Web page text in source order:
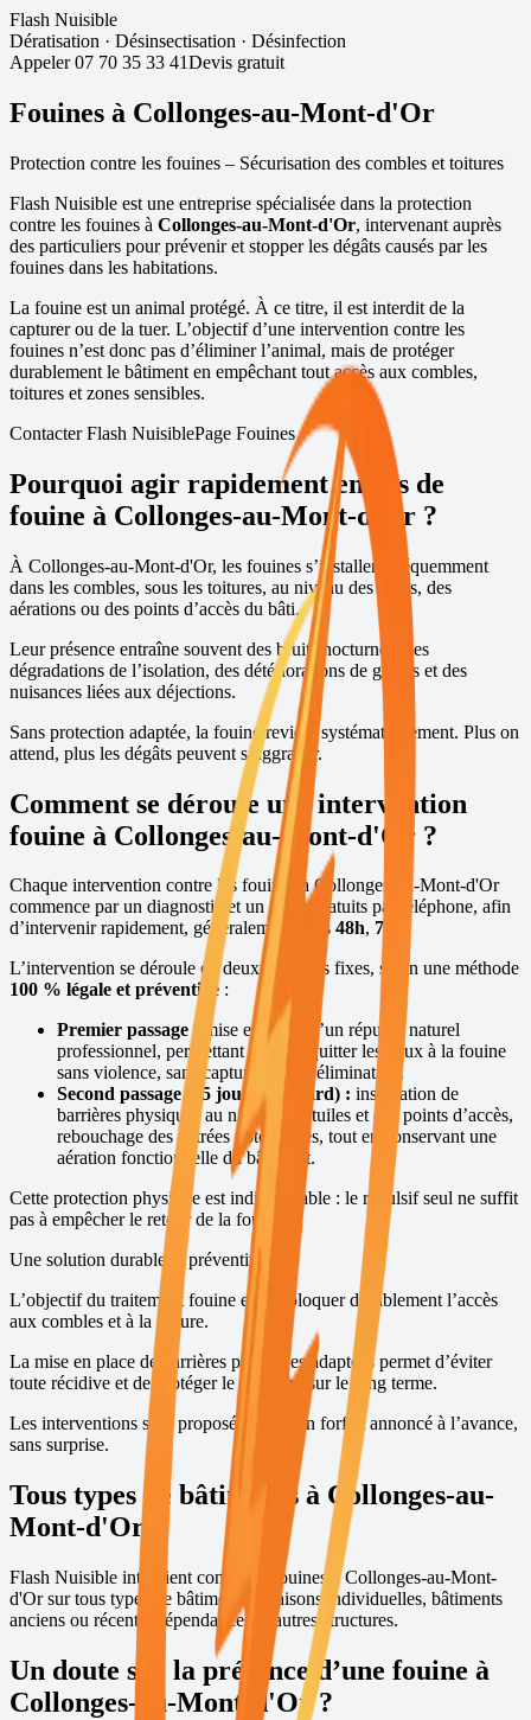
Flash Nuisible
Dératisation · Désinsectisation · Désinfection
Appeler 07 70 35 33 41Devis gratuit
Fouines à Collonges-au-Mont-d'Or
Protection contre les fouines – Sécurisation des combles et toitures
Flash Nuisible est une entreprise spécialisée dans la protection
contre les fouines à Collonges-au-Mont-d'Or, intervenant auprès
des particuliers pour prévenir et stopper les dégâts causés par les
fouines dans les habitations.
La fouine est un animal protégé. À ce titre, il est interdit de la
capturer ou de la tuer. L’objectif d’une intervention contre les
fouines n’est donc pas d’éliminer l’animal, mais de protéger
durablement le bâtiment en empêchant tout accès aux combles,
toitures et zones sensibles.
Contacter Flash NuisiblePage Fouines
Pourquoi agir rapidement en cas de
fouine à Collonges-au-Mont-d'Or ?
À Collonges-au-Mont-d'Or, les fouines s’installent fréquemment
dans les combles, sous les toitures, au niveau des tuiles, des
aérations ou des points d’accès du bâti.
Leur présence entraîne souvent des bruits nocturnes, des
dégradations de l’isolation, des détériorations de gaines et des
nuisances liées aux déjections.
Sans protection adaptée, la fouine revient systématiquement. Plus on
attend, plus les dégâts peuvent s’aggraver.
Comment se déroule une intervention
fouine à Collonges-au-Mont-d'Or ?
Chaque intervention contre les fouines àCollonges-au-Mont-d'Or
commence par un diagnostic et un devis gratuits par téléphone, afin
d’intervenir rapidement, généralement sous 48h, 7j/7
L’intervention se déroule en deux passages fixes, selon une méthode
100 % légale et préventive :
Premier passage :
mise en place d’un répulsif naturel
professionnel, permettant de faire quitter les lieux à la fouine
sans violence, sans capture et sans élimination.
Second passage (15 jours plus tard) : installation de
barrières physiques au niveau des tuiles et des points d’accès,
rebouchage des entrées potentielles, tout en conservant une
aération fonctionnelle du bâtiment.
Cette protection physique est indispensable : le répulsif seul ne suffit
pas à empêcher le retour de la fouine.
Une solution durable et préventive
L’objectif du traitement fouine est de bloquer durablement l’accès
aux combles et à la toiture.
La mise en place de barrières physiques adaptées permet d’éviter
toute récidive et de protéger le bâtiment sur le long terme.
Les interventions sont proposées avec un forfait annoncé à l’avance,
sans surprise.
Tous types de bâtiments à Collonges-au-
Mont-d'Or
Flash Nuisible intervient contre les fouines àCollonges-au-Mont-
d'Orsur tous types de bâtiments : maisons individuelles, bâtiments
anciens ou récents, dépendances et autres structures.
Un doute sur la présence d’une fouine à
Collonges-au-Mont-d'Or ?